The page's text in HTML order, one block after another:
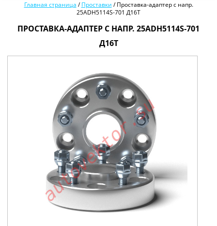
Главная страница /Проставки /Проставка-адаптер с напр.
25ADH5114S-701 Д16Т
ПРОСТАВКА-АДАПТЕР С НАПР. 25ADH5114S-701
Д16Т